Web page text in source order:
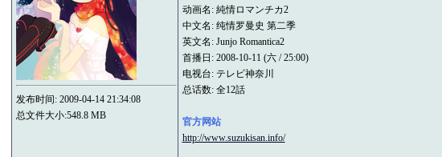
发布时间: 2009-04-14 21:34:08
总文件大小:548.8 MB
动画名: 純情ロマンチカ2
中文名: 纯情罗曼史 第二季
英文名: Junjo Romantica2
首播日: 2008-10-11 (六 / 25:00)
电视台: テレビ神奈川
总话数: 全12話
官方网站
http://www.suzukisan.info/